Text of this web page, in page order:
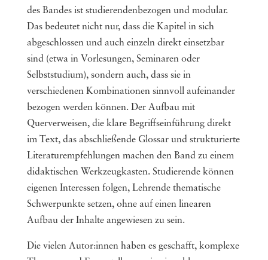
des Bandes ist studierendenbezogen und modular.
Das bedeutet nicht nur, dass die Kapitel in sich
abgeschlossen und auch einzeln direkt einsetzbar
sind (etwa in Vorlesungen, Seminaren oder
Selbststudium), sondern auch, dass sie in
verschiedenen Kombinationen sinnvoll aufeinander
bezogen werden können. Der Aufbau mit
Querverweisen, die klare Begriffseinführung direkt
im Text, das abschließende Glossar und strukturierte
Literaturempfehlungen machen den Band zu einem
didaktischen Werkzeugkasten. Studierende können
eigenen Interessen folgen, Lehrende thematische
Schwerpunkte setzen, ohne auf einen linearen
Aufbau der Inhalte angewiesen zu sein.
Die vielen Autor:innen haben es geschafft, komplexe